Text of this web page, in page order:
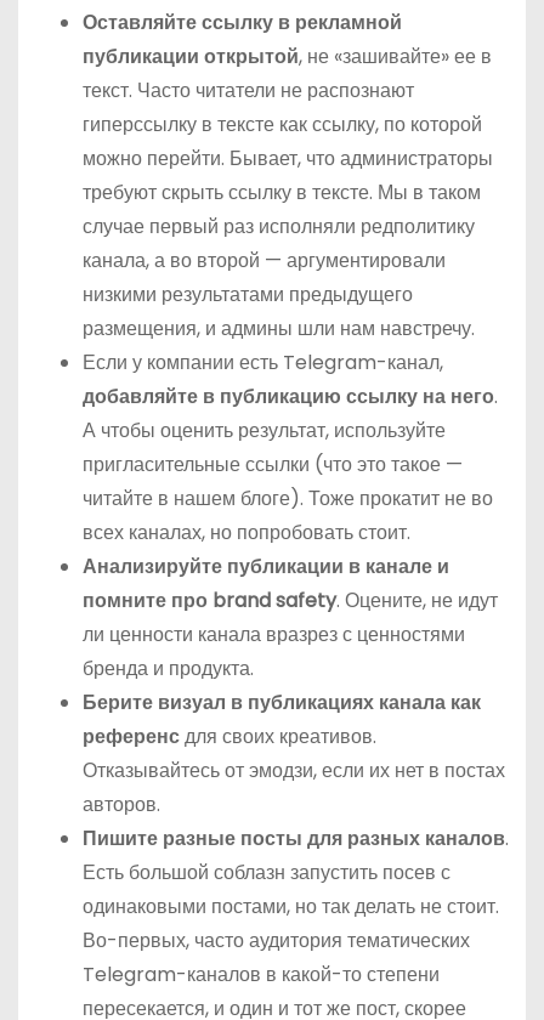
Оставляйте ссылку в рекламной
публикации открытой, не «зашивайте» ее в
текст. Часто читатели не распознают
гиперссылку в тексте как ссылку, по которой
можно перейти. Бывает, что администраторы
требуют скрыть ссылку в тексте. Мы в таком
случае первый раз исполняли редполитику
канала, а во второй — аргументировали
низкими результатами предыдущего
размещения, и админы шли нам навстречу.
Если у компании есть Telegram-канал,
добавляйте в публикацию ссылку на него.
А чтобы оценить результат, используйте
пригласительные ссылки (что это такое —
читайте в нашем блоге). Тоже прокатит не во
всех каналах, но попробовать стоит.
Анализируйте публикации в канале и
помните про brand safety. Оцените, не идут
ли ценности канала вразрез с ценностями
бренда и продукта.
Берите визуал в публикациях канала как
референсдля своих креативов.
Отказывайтесь от эмодзи, если их нет в постах
авторов.
Пишите разные посты для разных каналов.
Есть большой соблазн запустить посев с
одинаковыми постами, но так делать не стоит.
Во-первых, часто аудитория тематических
Telegram-каналов в какой-то степени
пересекается, и один и тот же пост, скорее